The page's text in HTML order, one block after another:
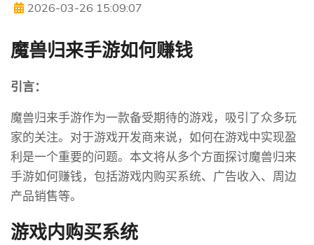
2026-03-26 15:09:07
魔兽归来手游如何赚钱
引言：
魔兽归来手游作为一款备受期待的游戏，吸引了众多玩
家的关注。对于游戏开发商来说，如何在游戏中实现盈
利是一个重要的问题。本文将从多个方面探讨魔兽归来
手游如何赚钱，包括游戏内购买系统、广告收入、周边
产品销售等。
游戏内购买系统